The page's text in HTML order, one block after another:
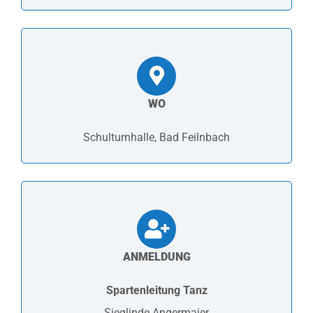
WO
Schulturnhalle, Bad Feilnbach
ANMELDUNG
Spartenleitung Tanz